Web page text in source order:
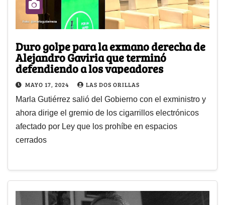
Duro golpe para la exmano derecha de
Alejandro Gaviria que terminó
defendiendo a los vapeadores
MAYO 17, 2024 LAS DOS ORILLAS
Marla Gutiérrez salió del Gobierno con el exministro y
ahora dirige el gremio de los cigarrillos electrónicos
afectado por Ley que los prohíbe en espacios
cerrados